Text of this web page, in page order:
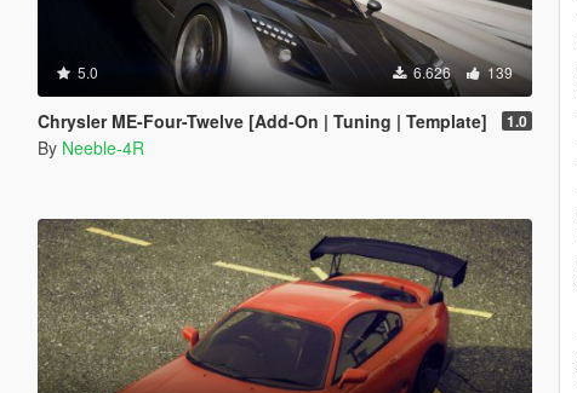
5.0 6.626 139
Chrysler ME-Four-Twelve [Add-On | Tuning | Template] 1.0
By Neeble-4R